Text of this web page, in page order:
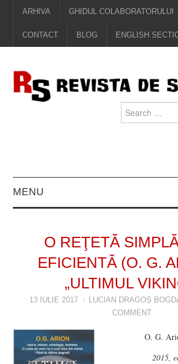
ARHIVA GHIDUL COLABORATORULUI
CONTACT BLOG ENGLISH
for:
MENU
PROZĂ
VIZIUNI ȘI SPECTRE
CARTE & FILM
O REŢETĂ
EFICIENTĂ (O. G.
„ULTIMUL
13 IULIE 2017 LUCIAN DRAGOȘ
COMMENT
O. G.
2015,